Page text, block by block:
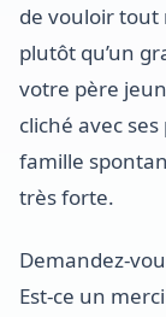
de vouloir tout
plutôt qu’un
votre père
cliché avec
famille
très forte.
Demandez-
Est-ce un